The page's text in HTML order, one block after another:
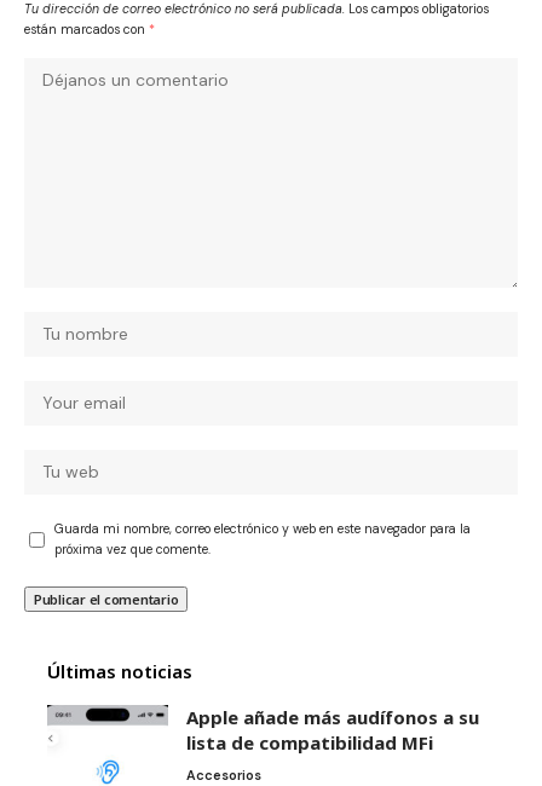
Tu dirección de correo electrónico no será publicada. Los campos obligatorios
están marcados con *
Guarda mi nombre, correo electrónico y web en este navegador para la
próxima vez que comente.
Últimas noticias
Apple añade más audífonos a su
lista de compatibilidad MFi
Accesorios